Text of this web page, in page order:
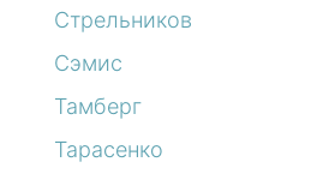
Стрельников
Сэмис
Тамберг
Тарасенко